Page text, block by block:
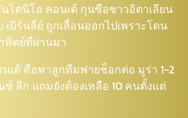
นโตนิโอ คอนเต้ กุนซือชาวอิตาเลียน
บิร์นลี่ย์ ถูกเลื่อนออกไปเพราะโดน
ทิตย์ที่ผ่านมา
เต้ คือพาลูกทีมพ่ายช็อกต่อ มูร่า 1-2
ซ์ ลีก แถมยังต้องเหลือ 10 คนตั้งแต่